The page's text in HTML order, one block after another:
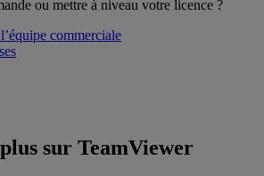
ou mettre à niveau votre licence ?
commerciale
sur TeamViewer